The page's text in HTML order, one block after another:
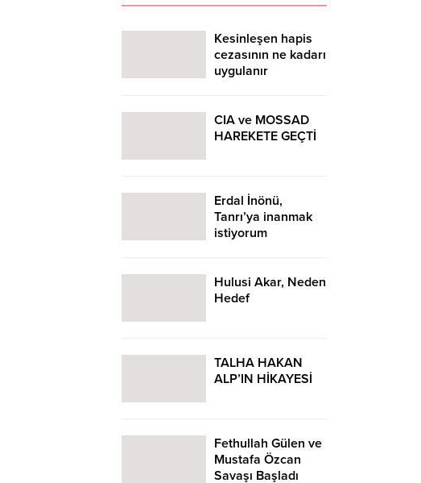
Kesinleşen hapis
cezasının ne kadarı
uygulanır
CIA ve MOSSAD
HAREKETE GEÇTİ
Erdal İnönü,
Tanrı’ya inanmak
istiyorum
Hulusi Akar, Neden
Hedef
TALHA HAKAN
ALP’IN HİKAYESİ
Fethullah Gülen ve
Mustafa Özcan
Savaşı Başladı